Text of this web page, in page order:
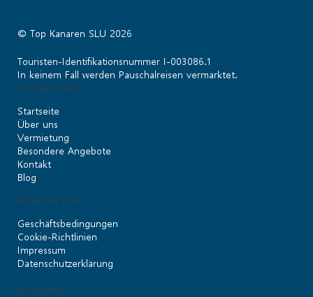
© Top Kanaren SLU 2026
Touristen-Identifikationsnummer I-003086.1
In keinem Fall werden Pauschalreisen vermarktet.
Schnelle Links
Startseite
Über uns
Vermietung
Besondere Angebote
Kontakt
Blog
Hilfreiche Links
Geschäftsbedingungen
Cookie-Richtlinien
Impressum
Datenschutzerklärung
Newsletter